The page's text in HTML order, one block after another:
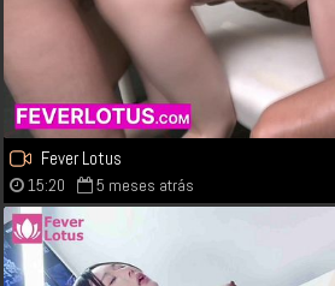
Fever Lotus
15:20 5 meses atrás